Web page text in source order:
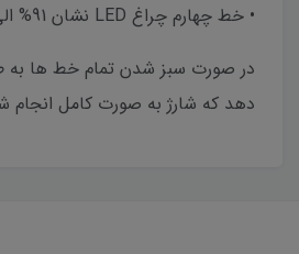
• خط چهارم چراغ LED نشان 91% الی 100 % شارژ باتری
در صورت سبز شدن تمام خط ها به
دهد که شارژ به صورت کامل